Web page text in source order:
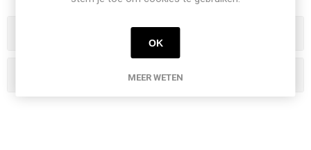
OK
MEER WETEN